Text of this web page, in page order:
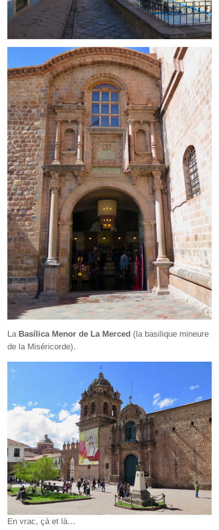
La Basílica Menor de La Merced (la basilique mineure
de la Miséricorde).
En vrac, çà et là…